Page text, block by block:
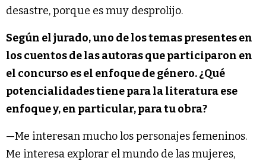
desastre, porque es muy desprolijo.
Según el jurado, uno de los temas presentes en
los cuentos de las autoras que participaron en
el concurso es el enfoque de género. ¿Qué
potencialidades tiene para la literatura ese
enfoque y, en particular, para tu obra?
—Me interesan mucho los personajes femeninos.
Me interesa explorar el mundo de las mujeres,